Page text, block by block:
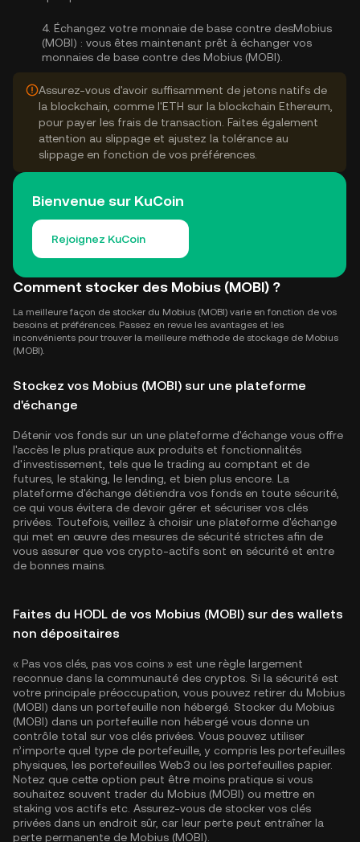
4. Échangez votre monnaie de base contre desMobius
(MOBI) : vous êtes maintenant prêt à échanger vos
monnaies de base contre des Mobius (MOBI).
Assurez-vous d'avoir suffisamment de jetons natifs de
la blockchain, comme l'ETH sur la blockchain Ethereum,
pour payer les frais de transaction. Faites également
attention au slippage et ajustez la tolérance au
slippage en fonction de vos préférences.
Bienvenue sur KuCoin
Rejoignez KuCoin
Comment stocker des Mobius (MOBI) ?
La meilleure façon de stocker du Mobius (MOBI) varie en fonction de vos
besoins et préférences. Passez en revue les avantages et les
inconvénients pour trouver la meilleure méthode de stockage de Mobius
(MOBI).
Stockez vos Mobius (MOBI) sur une plateforme
d'échange
Détenir vos fonds sur un une plateforme d'échange vous offre
l'accès le plus pratique aux produits et fonctionnalités
d'investissement, tels que le trading au comptant et de
futures, le staking, le lending, et bien plus encore. La
plateforme d'échange détiendra vos fonds en toute sécurité,
ce qui vous évitera de devoir gérer et sécuriser vos clés
privées. Toutefois, veillez à choisir une plateforme d'échange
qui met en œuvre des mesures de sécurité strictes afin de
vous assurer que vos crypto-actifs sont en sécurité et entre
de bonnes mains.
Faites du HODL de vos Mobius (MOBI) sur des wallets
non dépositaires
« Pas vos clés, pas vos coins » est une règle largement
reconnue dans la communauté des cryptos. Si la sécurité est
votre principale préoccupation, vous pouvez retirer du Mobius
(MOBI) dans un portefeuille non hébergé. Stocker du Mobius
(MOBI) dans un portefeuille non hébergé vous donne un
contrôle total sur vos clés privées. Vous pouvez utiliser
n’importe quel type de portefeuille, y compris les portefeuilles
physiques, les portefeuilles Web3 ou les portefeuilles papier.
Notez que cette option peut être moins pratique si vous
souhaitez souvent trader du Mobius (MOBI) ou mettre en
staking vos actifs etc. Assurez-vous de stocker vos clés
privées dans un endroit sûr, car leur perte peut entraîner la
perte permanente de Mobius (MOBI).